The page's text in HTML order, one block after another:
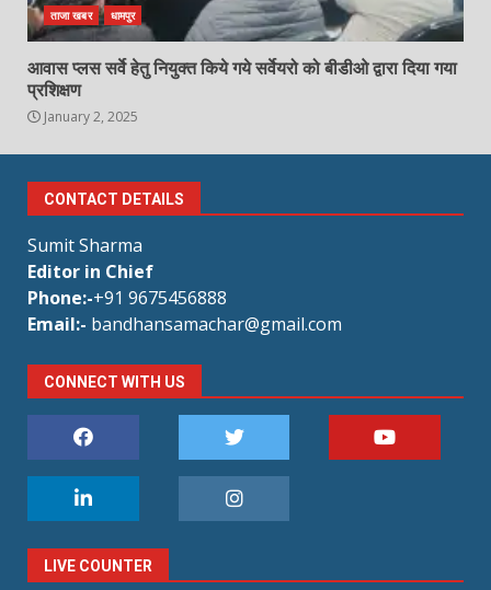
ताजा खबर धामपुर
आवास प्लस सर्वे हेतु नियुक्त किये गये सर्वेयरो को बीडीओ द्वारा दिया गया
प्रशिक्षण
January 2, 2025
CONTACT DETAILS
Sumit Sharma
Editor in Chief
Phone:-+91 9675456888
Email:- bandhansamachar@gmail.com
CONNECT WITH US
LIVE COUNTER